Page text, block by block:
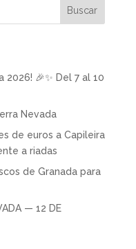
Buscar
2026! 🎉✨ Del 7 al 10
Nevada
de euros a Capileira
a riadas
de Granada para
— 12 DE